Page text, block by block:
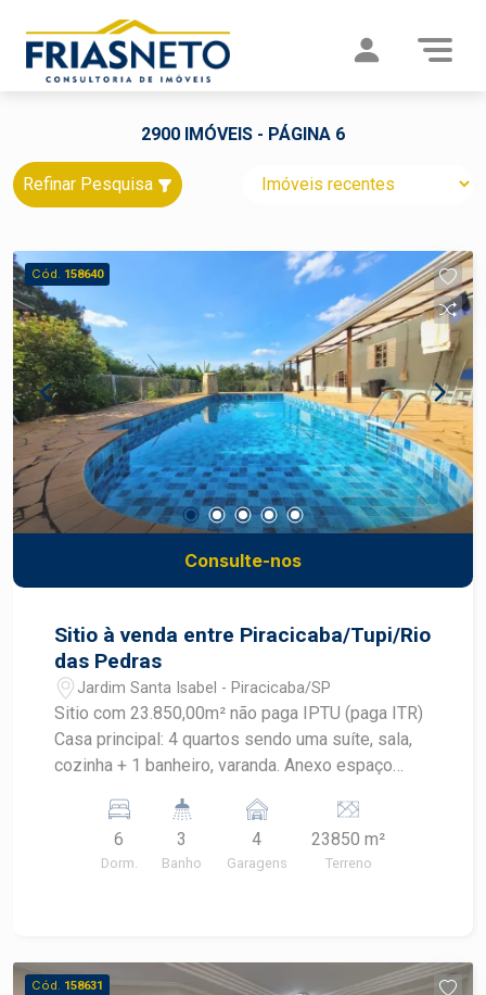
2900 IMÓVEIS - PÁGINA 6
Refinar Pesquisa
Cód. 158640
Consulte-nos
Sitio à venda entre Piracicaba/Tupi/Rio
das Pedras
Jardim Santa Isabel - Piracicaba/SP
Sitio com 23.850,00m² não paga IPTU (paga ITR)
Casa principal: 4 quartos sendo uma suíte, sala,
cozinha + 1 banheiro, varanda. Anexo espaço
banheiro Casa anexa a principal 2 quartos, sala e
cozinha, banheiro e varanda Casa para caseiro 2
quartos, sala, cozinha, banheiro Casa redonda de
quartinho para ração
6
Dorm.
3
Banho
4
Garagens
23850 m²
Terreno
Cód. 158631